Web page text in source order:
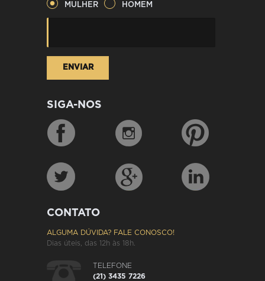
MULHER HOMEM
SIGA-NOS
CONTATO
ALGUMA DÚVIDA? FALE CONOSCO!
Dias úteis, das 12h às 18h.
TELEFONE
(21) 3435 7226